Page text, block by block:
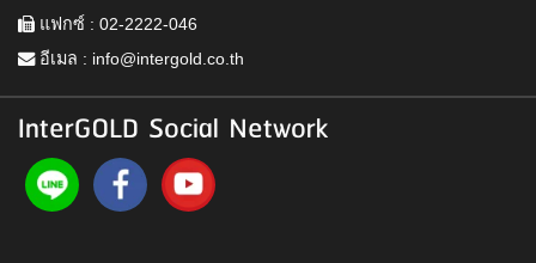
แฟกซ์ : 02-2222-046
อีเมล : info@intergold.co.th
InterGOLD Social Network